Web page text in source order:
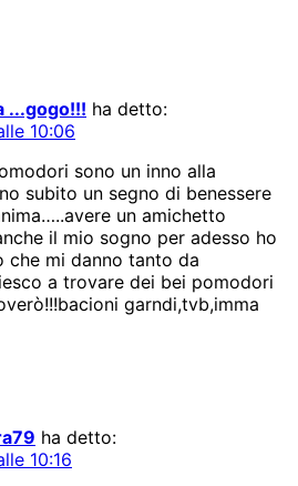
...gogo!!! ha detto:
10:06
sono un inno alla
subito un segno di benessere
un amichetto
il mio sogno per adesso ho
che mi danno tanto da
a trovare dei bei pomodori
garndi,tvb,imma
ha detto:
10:16